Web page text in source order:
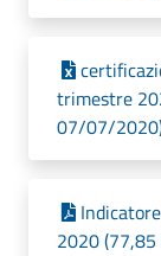
trimestre
07/07/
2020